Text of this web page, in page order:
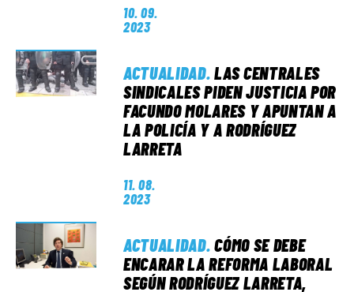
10. 09.
2023
ACTUALIDAD. LAS CENTRALES
SINDICALES PIDEN JUSTICIA POR
FACUNDO MOLARES Y APUNTAN A
LA POLICÍA Y A RODRÍGUEZ
LARRETA
11. 08.
2023
ACTUALIDAD. CÓMO SE DEBE
ENCARAR LA REFORMA LABORAL
SEGÚN RODRÍGUEZ LARRETA,